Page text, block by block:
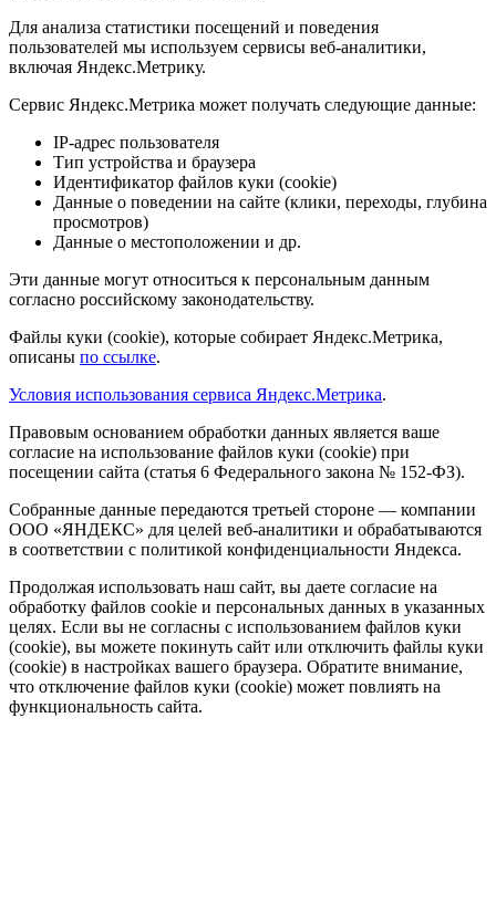
Для анализа статистики посещений и поведения
пользователей мы используем сервисы веб-аналитики,
включая Яндекс.Метрику.
Сервис Яндекс.Метрика может получать следующие данные:
IP-адрес пользователя
Тип устройства и браузера
Идентификатор файлов куки (cookie)
Данные о поведении на сайте (клики, переходы, глубина
просмотров)
Данные о местоположении и др.
Эти данные могут относиться к персональным данным
согласно российскому законодательству.
Файлы куки (cookie), которые собирает Яндекс.Метрика,
описаны по ссылке.
Условия использования сервиса Яндекс.Метрика.
Правовым основанием обработки данных является ваше
согласие на использование файлов куки (cookie) при
посещении сайта (статья 6 Федерального закона № 152-ФЗ).
Собранные данные передаются третьей стороне — компании
ООО «ЯНДЕКС» для целей веб-аналитики и обрабатываются
в соответствии с политикой конфиденциальности Яндекса.
Продолжая использовать наш сайт, вы даете согласие на
обработку файлов cookie и персональных данных в указанных
целях. Если вы не согласны с использованием файлов куки
(cookie), вы можете покинуть сайт или отключить файлы куки
(cookie) в настройках вашего браузера. Обратите внимание,
что отключение файлов куки (cookie) может повлиять на
функциональность сайта.